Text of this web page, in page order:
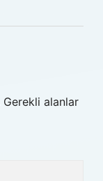
Gerekli alanlar